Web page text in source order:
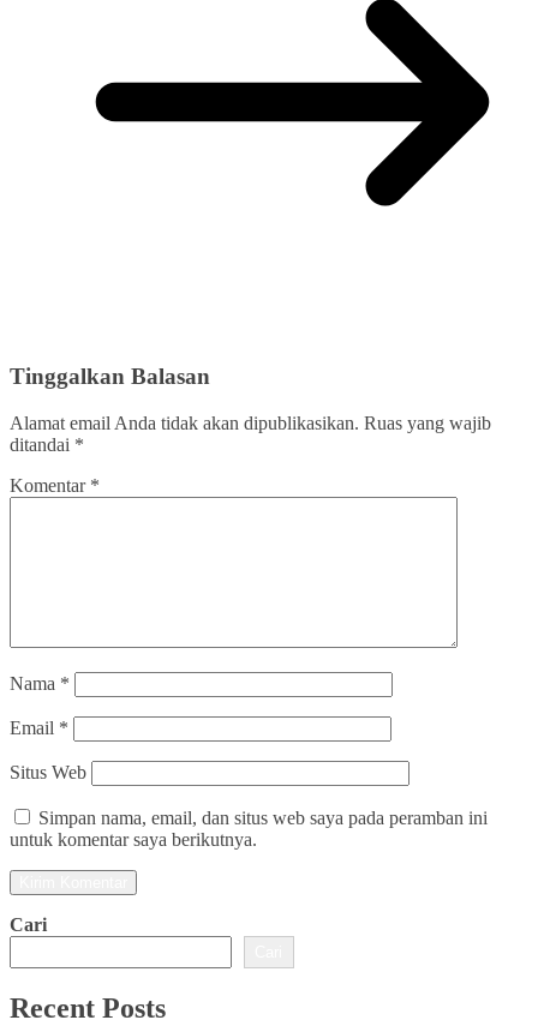
Tinggalkan Balasan
Alamat email Anda tidak akan dipublikasikan. Ruas yang wajib
ditandai *
Komentar *
Nama *
Email *
Situs Web
Simpan nama, email, dan situs web saya pada peramban ini
untuk komentar saya berikutnya.
Cari
Recent Posts